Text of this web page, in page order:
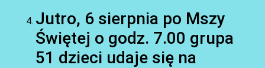
Jutro, 6 sierpnia po Mszy
Świętej o godz. 7.00 grupa
51 dzieci udaje się na